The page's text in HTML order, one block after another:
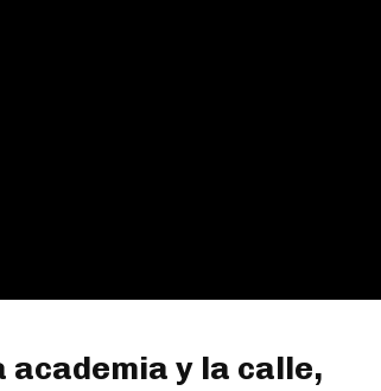
y la calle,